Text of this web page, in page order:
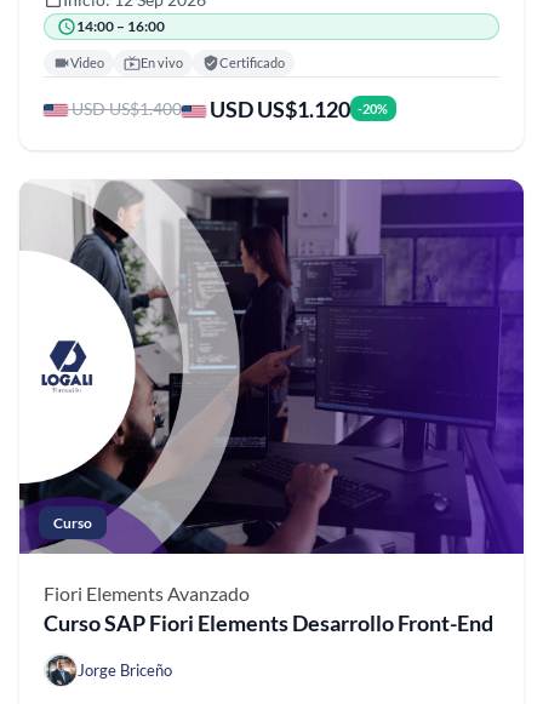
14:00 – 16:00
Video En vivo Certificado
USD US$1.400 USD US$1.120 -20%
Curso
Fiori ElementsAvanzado
Curso SAP Fiori Elements Desarrollo Front-End
Jorge Briceño